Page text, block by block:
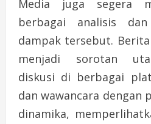
Media juga segera
berbagai analisis
dampak tersebut.
menjadi sorotan
diskusi di berbagai
dan wawancara dengan
dinamika,